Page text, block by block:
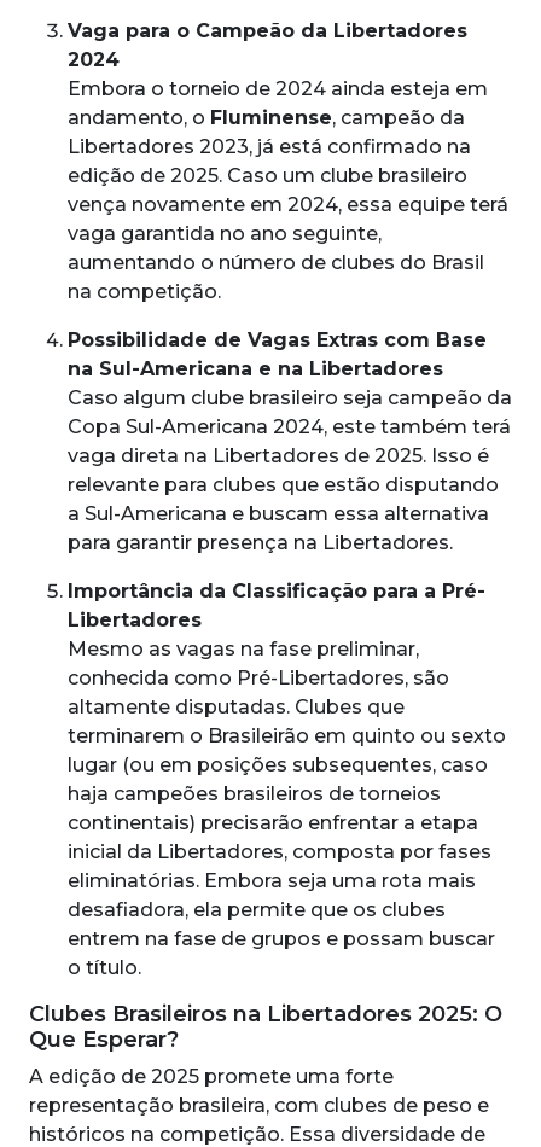
Vaga para o Campeão da Libertadores
2024
Embora o torneio de 2024 ainda esteja em
andamento, o Fluminense, campeão da
Libertadores 2023, já está confirmado na
edição de 2025. Caso um clube brasileiro
vença novamente em 2024, essa equipe terá
vaga garantida no ano seguinte,
aumentando o número de clubes do Brasil
na competição.
Possibilidade de Vagas Extras com Base
na Sul-Americana e na Libertadores
Caso algum clube brasileiro seja campeão da
Copa Sul-Americana 2024, este também terá
vaga direta na Libertadores de 2025. Isso é
relevante para clubes que estão disputando
a Sul-Americana e buscam essa alternativa
para garantir presença na Libertadores.
Importância da Classificação para a Pré-
Libertadores
Mesmo as vagas na fase preliminar,
conhecida como Pré-Libertadores, são
altamente disputadas. Clubes que
terminarem o Brasileirão em quinto ou sexto
lugar (ou em posições subsequentes, caso
haja campeões brasileiros de torneios
continentais) precisarão enfrentar a etapa
inicial da Libertadores, composta por fases
eliminatórias. Embora seja uma rota mais
desafiadora, ela permite que os clubes
entrem na fase de grupos e possam buscar
o título.
Clubes Brasileiros na Libertadores 2025: O
Que Esperar?
A edição de 2025 promete uma forte
representação brasileira, com clubes de peso e
históricos na competição. Essa diversidade de